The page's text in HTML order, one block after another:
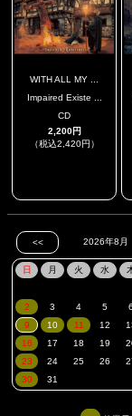
WITH ALL MY ...
Impaired Existe ...
CD
2,200円
（税込2,420円）